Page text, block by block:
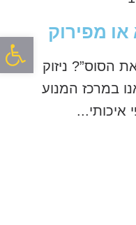
פתח או מפירוק
הסוס”? ניזוק
במרכז המנוע
איכותי...